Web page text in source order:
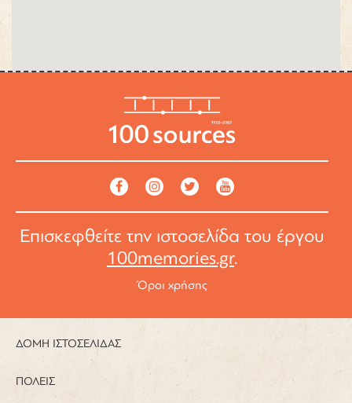
Επισκεφθείτε την ιστοσελίδα του έργου
100memories.gr.
Όροι χρήσης
ΔΟΜΗ ΙΣΤΟΣΕΛΙΔΑΣ
ΠΟΛΕΙΣ